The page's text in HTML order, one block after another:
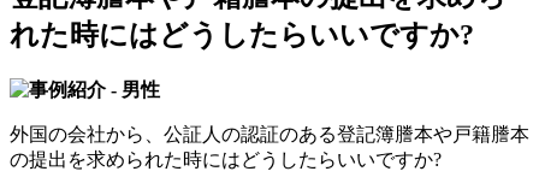
れた時にはどうしたらいいですか?
外国の会社から、公証人の認証のある登記簿謄本や戸籍謄本
の提出を求められた時にはどうしたらいいですか?